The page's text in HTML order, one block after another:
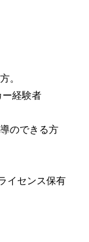
。
経験者
のできる方
イセンス保有